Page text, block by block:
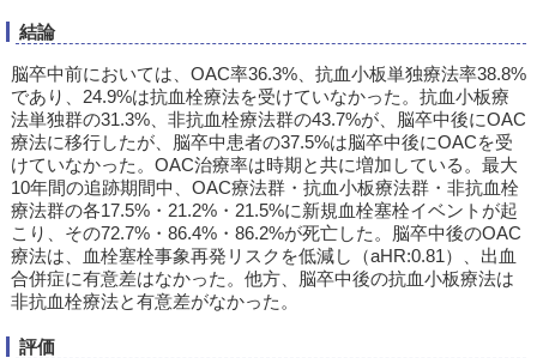
結論
脳卒中前においては、OAC率36.3%、抗血小板単独療法率38.8%
であり、24.9%は抗血栓療法を受けていなかった。抗血小板療
法単独群の31.3%、非抗血栓療法群の43.7%が、脳卒中後にOAC
療法に移行したが、脳卒中患者の37.5%は脳卒中後にOACを受
けていなかった。OAC治療率は時期と共に増加している。最大
10年間の追跡期間中、OAC療法群・抗血小板療法群・非抗血栓
療法群の各17.5%・21.2%・21.5%に新規血栓塞栓イベントが起
こり、その72.7%・86.4%・86.2%が死亡した。脳卒中後のOAC
療法は、血栓塞栓事象再発リスクを低減し（aHR:0.81）、出血
合併症に有意差はなかった。他方、脳卒中後の抗血小板療法は
非抗血栓療法と有意差がなかった。
評価